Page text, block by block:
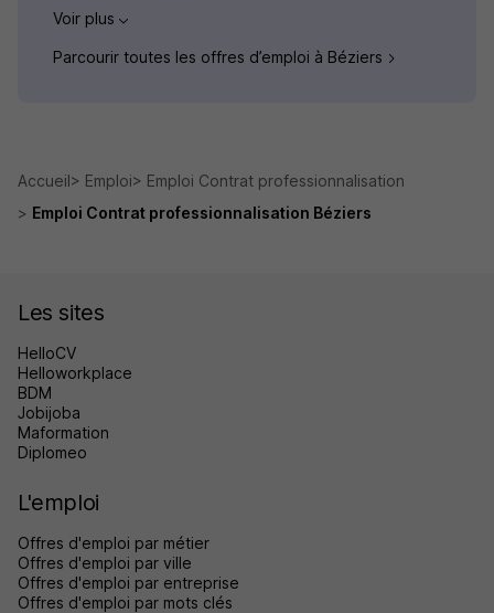
Voir plus
Parcourir toutes les offres d’emploi à Béziers
Accueil Emploi
Emploi Contrat professionnalisation
Emploi Contrat professionnalisation Béziers
Les sites
HelloCV
Helloworkplace
BDM
Jobijoba
Maformation
Diplomeo
L'emploi
Offres d'emploi par métier
Offres d'emploi par ville
Offres d'emploi par entreprise
Offres d'emploi par mots clés